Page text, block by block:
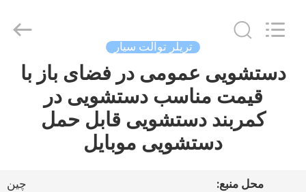
خانه
محصولات
CO.,LIMITED.
تریلر توالت سیار
دستشویی عمومی در فضای باز با
قیمت مناسب دستشویی در
کمربند دستشویی قابل حمل
دستشویی موبایل
محل منبع:
چین